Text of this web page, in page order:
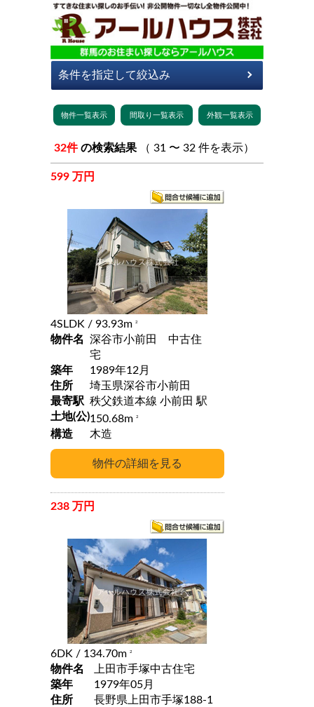
32件 の検索結果 （ 31 〜 32 件を表示）
599 万円
4SLDK / 93.93m 2
物件名
深谷市小前田 中古住
宅
築年
1989年12月
住所
埼玉県深谷市小前田
最寄駅
秩父鉄道本線 小前田 駅
土地(公)150.68m 2
構造 木造
238 万円
6DK / 134.70m 2
物件名
上田市手塚中古住宅
築年
1979年05月
住所
長野県上田市手塚188-1